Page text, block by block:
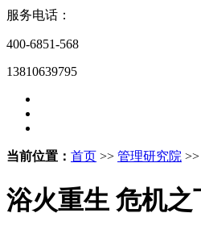
服务电话：
400-6851-568
13810639795
当前位置： 首页 >> 管理研究院 >>
浴火重生 危机